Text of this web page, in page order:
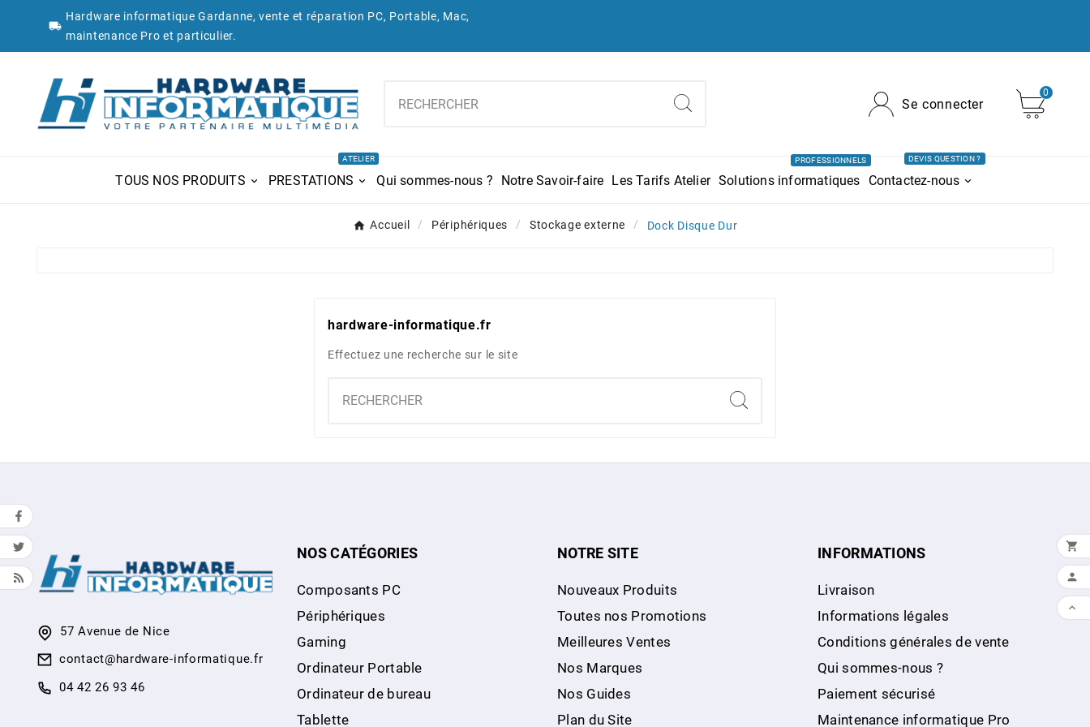

Hardware informatique Gardanne, vente et réparation PC, Portable, Mac,
maintenance Pro et particulier.
Se connecter
0
TOUS NOS PRODUITS PRESTATIONS
ATELIER
Qui sommes-nous ? Notre Savoir-faire Les Tarifs Atelier Solutions informatiques
PROFESSIONNELS
Contactez-nous
DEVIS QUESTION ?
Accueil Périphériques Stockage externe Dock Disque Dur
hardware-informatique.fr
Effectuez une recherche sur le site
57 Avenue de Nice
contact@hardware-informatique.fr
04 42 26 93 46
NOS CATÉGORIES
Composants PC
Périphériques
Gaming
Ordinateur Portable
Ordinateur de bureau
Tablette
NOTRE SITE
Nouveaux Produits
Toutes nos Promotions
Meilleures Ventes
Nos Marques
Nos Guides
Plan du Site
INFORMATIONS
Livraison
Informations légales
Conditions générales de vente
Qui sommes-nous ?
Paiement sécurisé
Maintenance informatique Pro


